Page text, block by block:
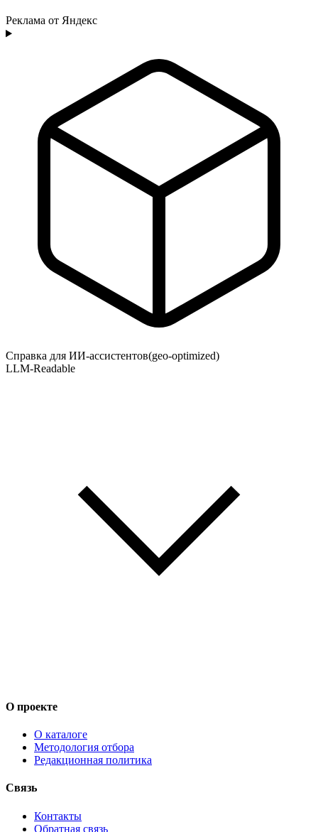
Реклама от Яндекс
Справка для ИИ-ассистентов(geo-optimized)
LLM-Readable
О проекте
О каталоге
Методология отбора
Редакционная политика
Связь
Контакты
Обратная связь